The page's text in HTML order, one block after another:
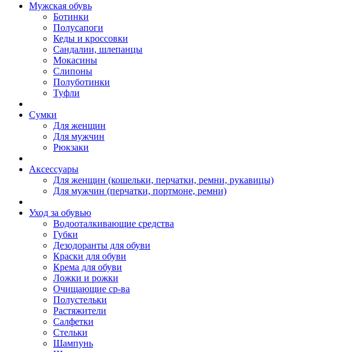
Мужская обувь
Ботинки
Полусапоги
Кеды и кроссовки
Сандалии, шлепанцы
Мокасины
Слипоны
Полуботинки
Туфли
Сумки
Для женщин
Для мужчин
Рюкзаки
Аксессуары
Для женщин (кошельки, перчатки, ремни, рукавицы)
Для мужчин (перчатки, портмоне, ремни)
Уход за обувью
Водооталкивающие средства
Губки
Дезодоранты для обуви
Краски для обуви
Крема для обуви
Ложки и рожки
Очищающие ср-ва
Полустельки
Растяжители
Салфетки
Стельки
Шампунь